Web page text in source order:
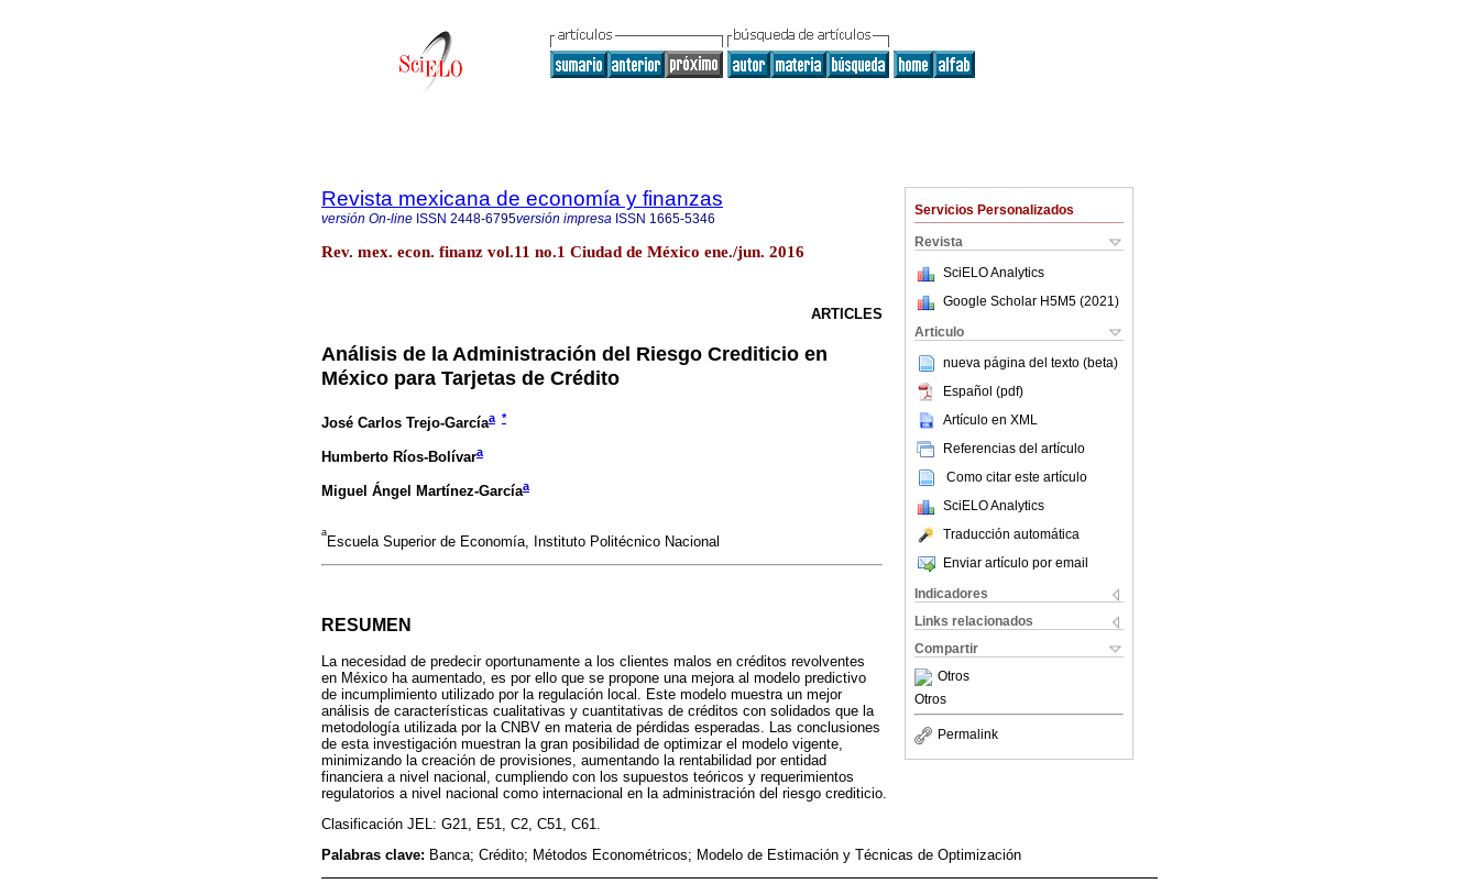
Servicios Personalizados
Revista
SciELO Analytics
Google Scholar H5M5 (2021 )
Articulo
nueva página del texto (beta)
Español (pdf)
Artículo en XML
Referencias del artículo
Como citar este artículo
SciELO Analytics
Traducción automática
Enviar artículo por email
Indicadores
Links relacionados
Compartir
Otros
Otros
Permalink
Revista mexicana de economía y finanzas
versión On-line ISSN 2448-6795versión impresa ISSN 1665-5346
Rev. mex. econ. finanz vol.11 no.1 Ciudad de México ene./jun. 2016
ARTICLES
Análisis de la Administración del Riesgo Crediticio en
México para Tarjetas de Crédito
José Carlos Trejo-Garcíaa *
Humberto Ríos-Bolívara
Miguel Ángel Martínez-Garcíaa
a
Escuela Superior de Economía, Instituto Politécnico Nacional
RESUMEN
La necesidad de predecir oportunamente a los clientes malos en créditos revolventes
en México ha aumentado, es por ello que se propone una mejora al modelo predictivo
de incumplimiento utilizado por la regulación local. Este modelo muestra un mejor
análisis de características cualitativas y cuantitativas de créditos con solidados que la
metodología utilizada por la CNBV en materia de pérdidas esperadas. Las conclusiones
de esta investigación muestran la gran posibilidad de optimizar el modelo vigente,
minimizando la creación de provisiones, aumentando la rentabilidad por entidad
financiera a nivel nacional, cumpliendo con los supuestos teóricos y requerimientos
regulatorios a nivel nacional como internacional en la administración del riesgo crediticio.
Clasificación JEL: G21, E51, C2, C51, C61.
Palabras clave: Banca; Crédito; Métodos Econométricos; Modelo de Estimación y Técnicas de Optimización